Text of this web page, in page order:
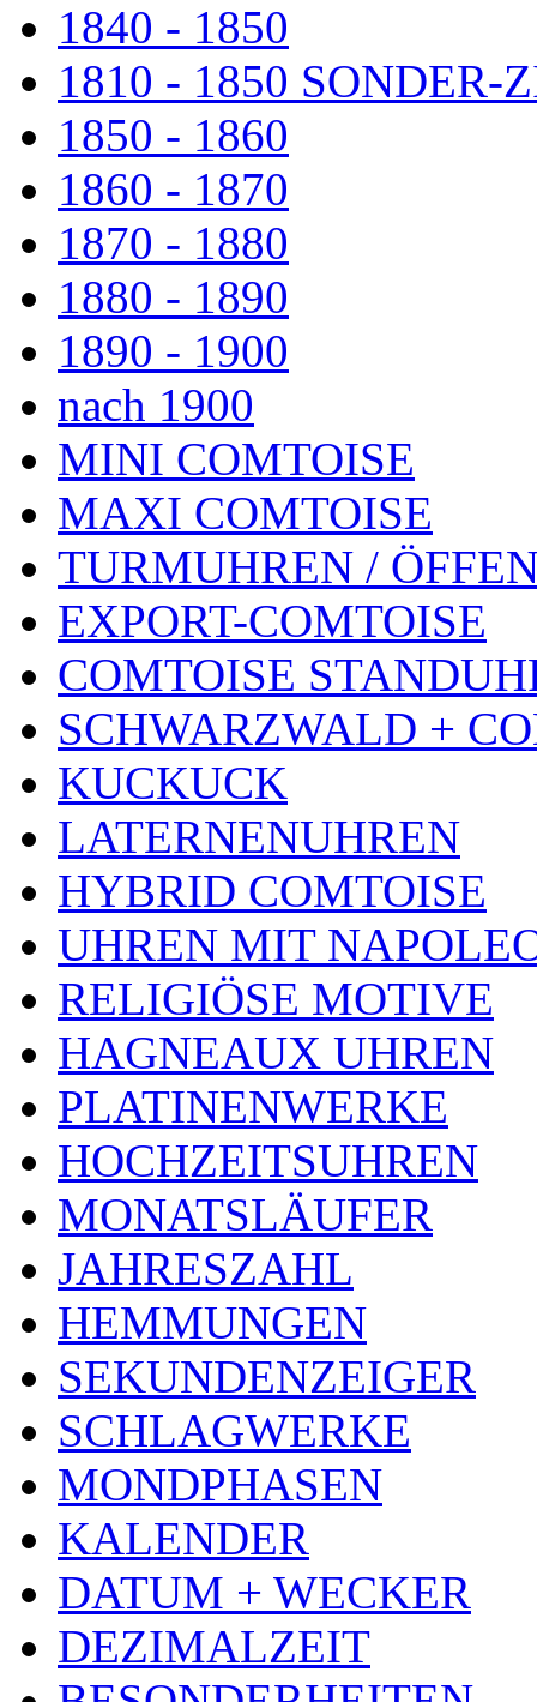
1840 - 1850
1810 - 1850 SONDER-
1850 - 1860
1860 - 1870
1870 - 1880
1880 - 1890
1890 - 1900
nach 1900
MINI COMTOISE
MAXI COMTOISE
TURMUHREN /
EXPORT-COMTOISE
COMTOISE
SCHWARZWALD +
KUCKUCK
LATERNENUHREN
HYBRID COMTOISE
UHREN MIT
RELIGIÖSE MOTIVE
HAGNEAUX UHREN
PLATINENWERKE
HOCHZEITSUHREN
MONATSLÄUFER
JAHRESZAHL
HEMMUNGEN
SEKUNDENZEIGER
SCHLAGWERKE
MONDPHASEN
KALENDER
DATUM + WECKER
DEZIMALZEIT